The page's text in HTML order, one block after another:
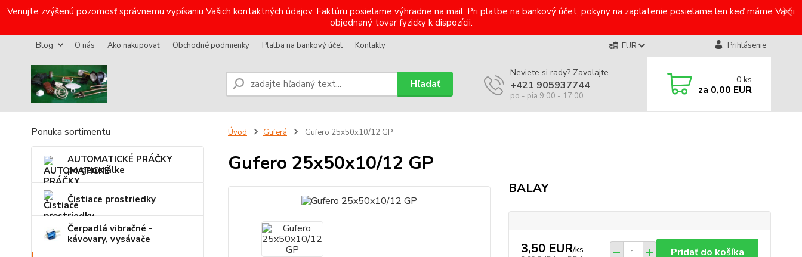
Venujte zvýšenú pozornosť správnemu vypísaniu Vašich kontaktných údajov. Faktúru posielame výhradne na mail. Pri platbe na bankový účet, pokyny na zaplatenie posielame len keď máme Vami
objednaný tovar fyzicky k dispozícii.
Blog O nás Ako nakupovať Obchodné podmienky Platba na bankový účet Kontakty EUR Prihlásenie
Hľadať
Neviete si rady? Zavolajte.
+421 905937744
po - pia 9:00 - 17:00
0 ks
za 0,00 EUR
Ponuka sortimentu
AUTOMATICKÉ PRÁČKY
po generálke
Čistiace prostriedky
Čerpadlá vibračné -
kávovary, vysávače
Úvod Guferá Gufero 25x50x10/12 GP
Gufero 25x50x10/12 GP
BALAY
3,50 EUR/ks Pridať do košíka